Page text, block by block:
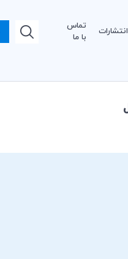
انتشارات
تماس
با ما